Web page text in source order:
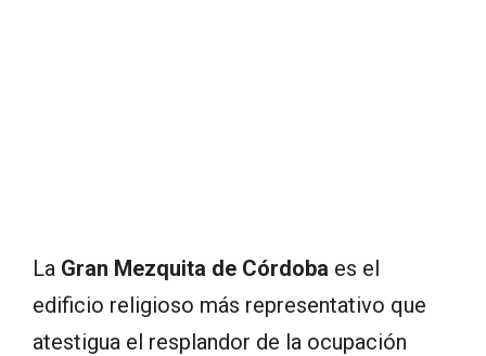
La Gran Mezquita de Córdoba es el
edificio religioso más representativo que
atestigua el resplandor de la ocupación